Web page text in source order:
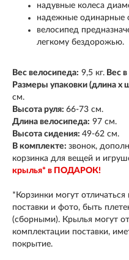
надувные колеса
надежные одинарные
велосипед
легкому бездорожью.
Вес велосипеда: 9,5 кг. Вес
Размеры упаковки (длина х
см.
Высота руля: 66-73 см.
Длина велосипеда: 97 см.
Высота сидения: 49-62 см.
В комплекте: звонок,
корзинка для вещей и
крылья* в ПОДАРОК!
*Корзинки могут
поставки и фото, быть
(сборными). Крылья могут
комплектации поставки,
покрытие.